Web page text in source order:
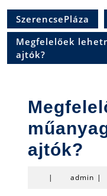
SzerencsePláza
Megfelelőek
ajtók?
ajtók?
| admin |